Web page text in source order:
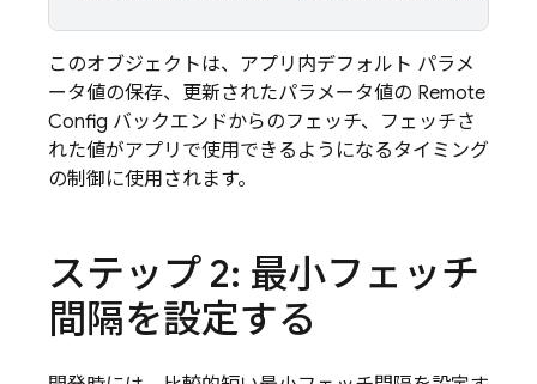
このオブジェクトは、アプリ内デフォルト パラメ
ータ値の保存、更新されたパラメータ値の Remote
Config バックエンドからのフェッチ、フェッチさ
れた値がアプリで使用できるようになるタイミング
の制御に使用されます。
ステップ 2: 最小フェッチ
間隔を設定する